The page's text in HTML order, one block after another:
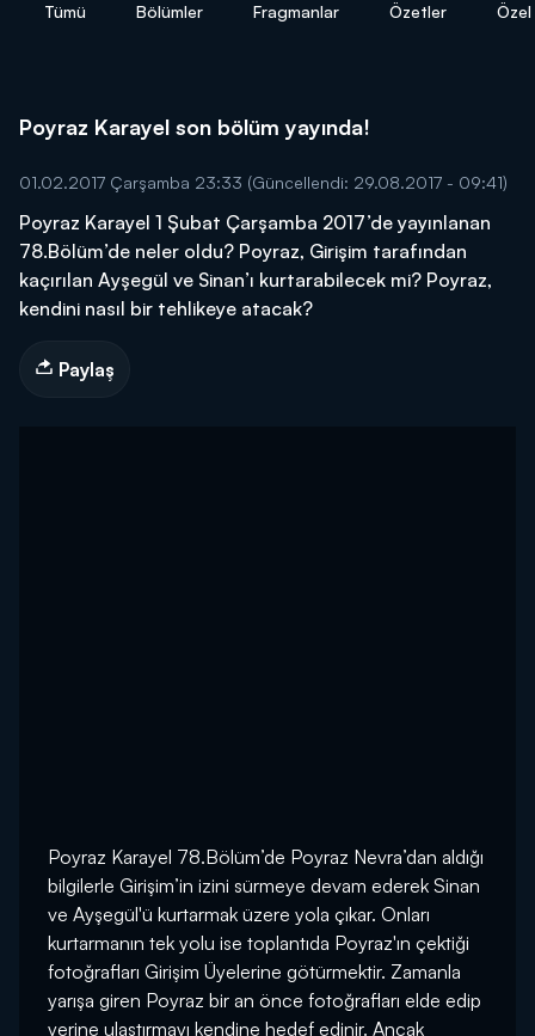
Tümü Bölümler Fragmanlar Özetler
Poyraz Karayel son bölüm yayında!
01.02.2017 Çarşamba 23:33 (Güncellendi: 29.08.2017 - 09:41)
Poyraz Karayel 1 Şubat Çarşamba 2017’de yayınlanan
78.Bölüm’de neler oldu? Poyraz, Girişim tarafından
kaçırılan Ayşegül ve Sinan’ı kurtarabilecek mi? Poyraz,
kendini nasıl bir tehlikeye atacak?
Paylaş
Poyraz Karayel 78.Bölüm’de Poyraz Nevra’dan aldığı
bilgilerle Girişim’in izini sürmeye devam ederek Sinan
ve Ayşegül'ü kurtarmak üzere yola çıkar. Onları
kurtarmanın tek yolu ise toplantıda Poyraz'ın çektiği
fotoğrafları Girişim Üyelerine götürmektir. Zamanla
yarışa giren Poyraz bir an önce fotoğrafları elde edip
yerine ulaştırmayı kendine hedef edinir. Ancak